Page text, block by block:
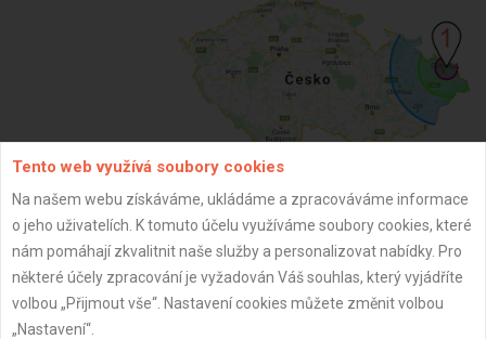
ZPĚT
Aktualizováno z portálu ARES dne 02.12.2025 04:00:03
Tento web využívá soubory cookies
Na našem webu získáváme, ukládáme a zpracováváme informace
o jeho uživatelích. K tomuto účelu využíváme soubory cookies, které
nám pomáhají zkvalitnit naše služby a personalizovat nabídky. Pro
některé účely zpracování je vyžadován Váš souhlas, který vyjádříte
volbou „Přijmout vše“. Nastavení cookies můžete změnit volbou
„Nastavení“.